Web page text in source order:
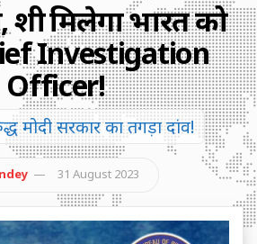
मिलेगा भारत को
Investigation
Officer!
मोदी सरकार का तगड़ा दांव!
31 August 2023